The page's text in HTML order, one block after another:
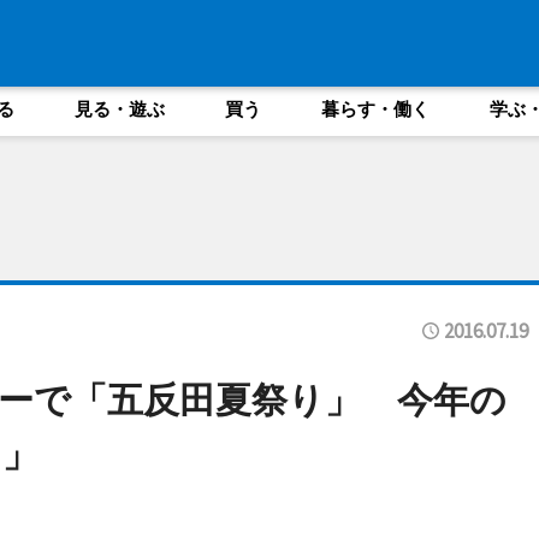
見る・遊ぶ 買う 暮らす・働く 学ぶ
2016.07.19
で「五反田夏祭り」 今年の